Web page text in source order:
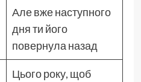
Але вже наступного
дня ти його
повернула назад
Цього року, щоб